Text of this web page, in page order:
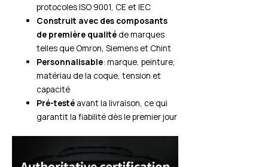
protocoles ISO 9001, CE et IEC
Construit avec des composants
de première qualité de marques
telles que Omron, Siemens et Chint
Personnalisable: marque, peinture,
matériau de la coque, tension et
capacité
Pré-testé avant la livraison, ce qui
garantit la fiabilité dès le premier jour